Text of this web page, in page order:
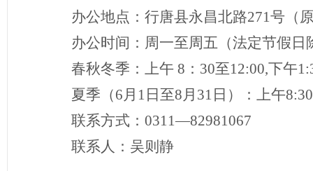
办公地点：行唐县永昌北路271号（
办公时间：周一至周五（法定节假日
春秋冬季：上午 8：30至12:00,下午
夏季（6月1日至8月31日）：上午
联系方式： 0311—82981067
联系人：吴则静